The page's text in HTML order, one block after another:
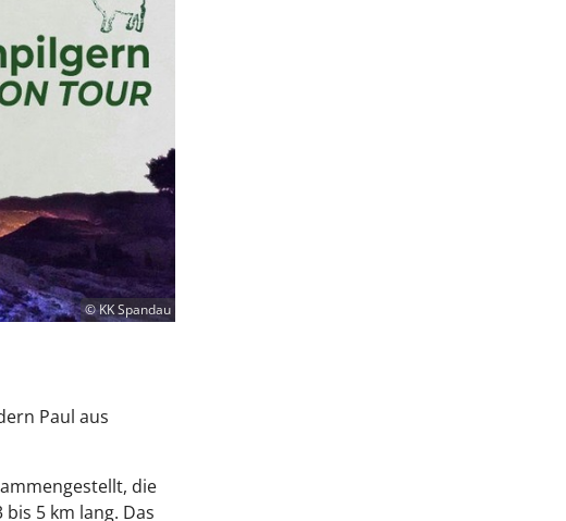
© KK Spandau
Paul aus
die
5 km lang. Das